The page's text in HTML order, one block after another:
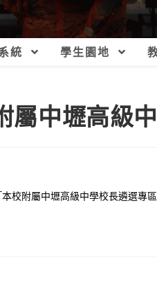
統 學生園地
屬中壢高級
校附屬中壢高級中學校長遴選專